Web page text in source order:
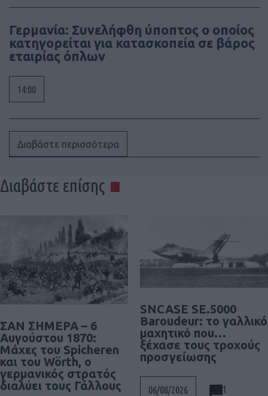
Γερμανία: Συνελήφθη ύποπτος ο οποίος
κατηγορείται για κατασκοπεία σε βάρος
εταιρίας όπλων
14:00
Διαβάστε περισσότερα
Διαβάστε επίσης
ΣΑΝ ΣΗΜΕΡΑ – 6
Αυγούστου 1870:
Μάχες του Spicheren
και του Wörth, ο
γερμανικός στρατός
διαλύει τους Γάλλους
SNCASE SE.5000
Baroudeur: το γαλλικό
μαχητικό που…
ξέχασε τους τροχούς
προσγείωσης
06/08/2026 1